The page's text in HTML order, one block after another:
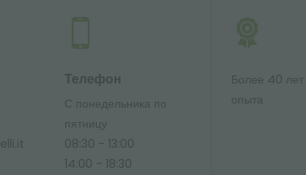
Телефон
С понедельника по
пятницу
08:30 - 13:00
14:00 - 18:30
Более 40 лет
опыта